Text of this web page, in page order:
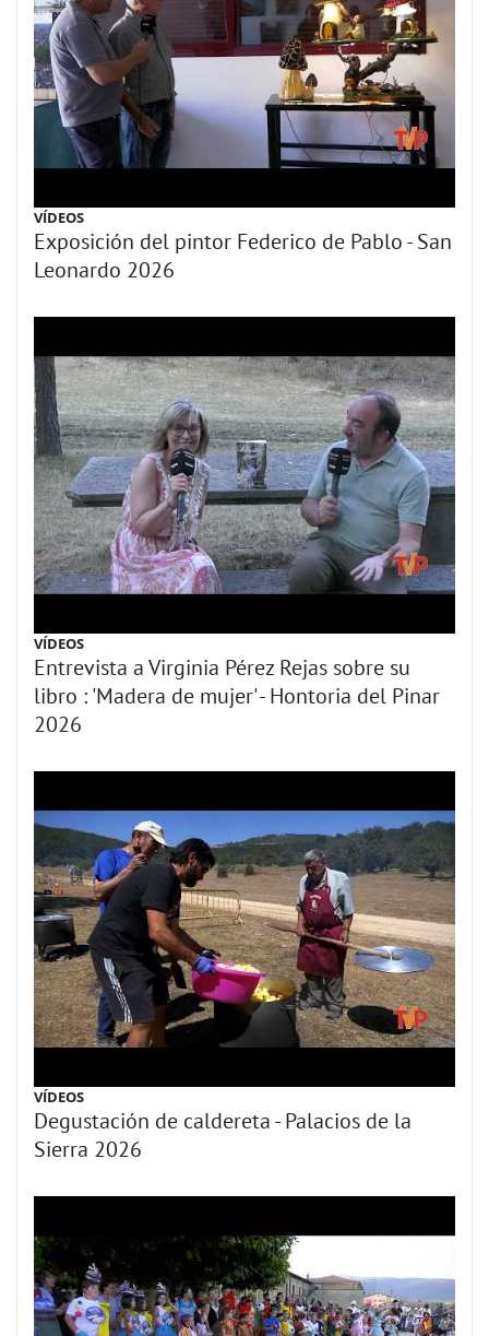
VÍDEOS
Exposición del pintor Federico de Pablo - San
Leonardo 2026
VÍDEOS
Entrevista a Virginia Pérez Rejas sobre su
libro : 'Madera de mujer' - Hontoria del Pinar
2026
VÍDEOS
Degustación de caldereta - Palacios de la
Sierra 2026